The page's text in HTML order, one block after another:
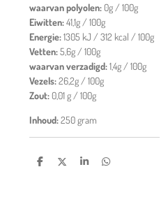
waarvan polyolen:0g / 100g
Eiwitten:41,1g / 100g
Energie:1305 kJ / 312 kcal / 100g
Vetten:5,6g / 100g
waarvan verzadigd:1,4g / 100g
Vezels:26,2g / 100g
Zout:0,01 g / 100g
Inhoud:250 gram
D
D
S
D